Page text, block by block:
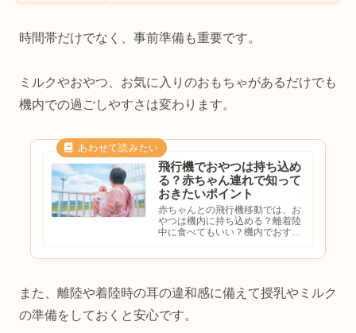
時間帯だけでなく、事前準備も重要です。
ミルクやおやつ、お気に入りのおもちゃがあるだけでも
機内での過ごしやすさは変わります。
飛行機でおやつは持ち込め
る？赤ちゃん連れで知って
おきたいポイント
赤ちゃんとの飛行機移動では、お
やつは機内に持ち込める？離着陸
中に食べてもいい？機内でおすす
が活躍する場面があります。こ
の...
また、離陸や着陸時の耳の違和感に備えて授乳やミルク
の準備をしておくと安心です。